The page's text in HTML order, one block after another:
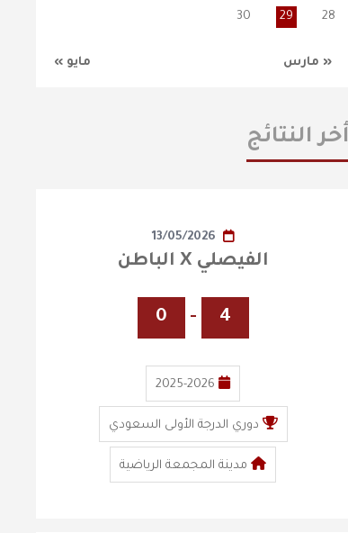
« مارس مايو »
28
29
30
أخر النتائج
13/05/2026
الفيصلي X الباطن
4
-
0
2025-2026
دوري الدرجة الأولى السعودي
مدينة المجمعة الرياضية